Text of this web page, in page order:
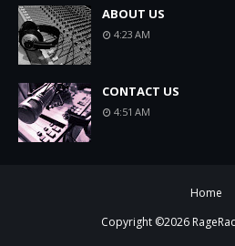
ABOUT US
4:23 AM
CONTACT US
4:51 AM
Home
Copyright ©2026